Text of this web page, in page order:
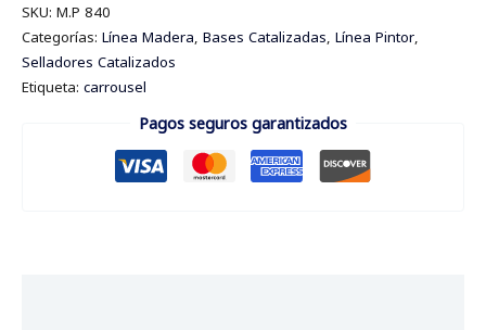
SKU: M.P 840
Categorías: Línea Madera, Bases Catalizadas, Línea Pintor,
Selladores Catalizados
Etiqueta: carrousel
Pagos seguros garantizados